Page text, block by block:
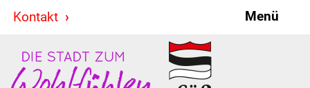
Kontakt Menü
Stadt & Politik
Bürgermeister